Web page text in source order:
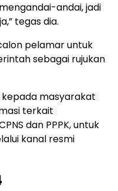
andai, jadi
tegas dia.
pelamar untuk
sebagai rujukan
kepada masyarakat
terkait
dan PPPK, untuk
kanal resmi